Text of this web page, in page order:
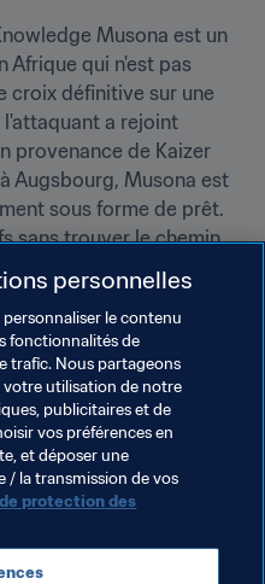
Musona est un
Afrique qui n'est pas
croix définitive sur une
l'attaquant a rejoint
provenance de Kaizer
Augsbourg, Musona est
sous forme de prêt.
sans trouver le chemin
un buteur régulier
sollicité par Ostende,
il a déjà inscrit 10 buts en
le deuxième meilleur
à une longueur du
France Germany
personnelles
le contenu
fonctionnalités de
trafic. Nous partageons
utilisation de notre
publicitaires et de
vos préférences en
et déposer une
/ la transmission de vos
protection des